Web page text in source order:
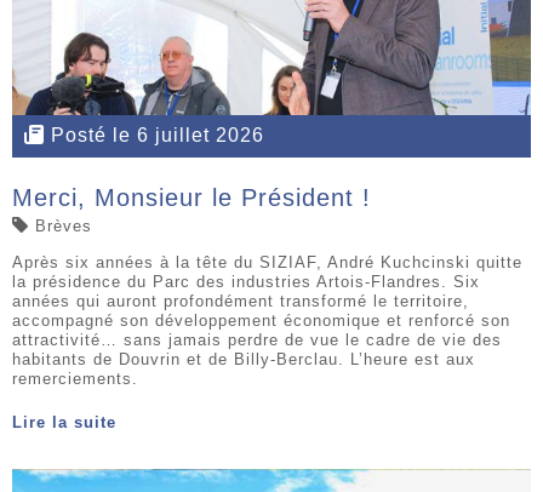
Posté le 6 juillet 2026
Merci, Monsieur le Président !
Brèves
Après six années à la tête du SIZIAF, André Kuchcinski quitte
la présidence du Parc des industries Artois-Flandres. Six
années qui auront profondément transformé le territoire,
accompagné son développement économique et renforcé son
attractivité… sans jamais perdre de vue le cadre de vie des
habitants de Douvrin et de Billy-Berclau. L’heure est aux
remerciements.
Lire la suite